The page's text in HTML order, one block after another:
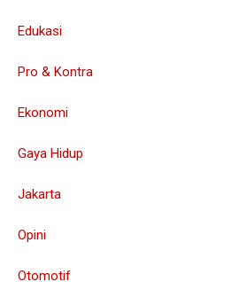
Edukasi
Pro & Kontra
Ekonomi
Gaya Hidup
Jakarta
Opini
Otomotif